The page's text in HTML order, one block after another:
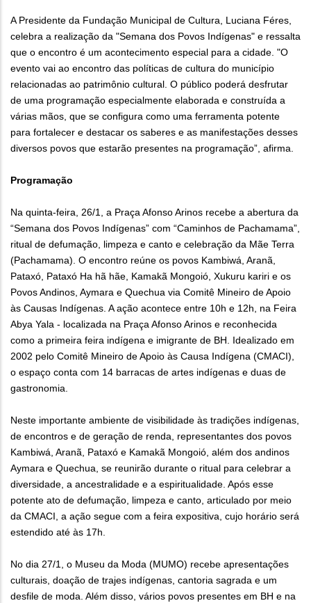
A Presidente da Fundação Municipal de Cultura, Luciana Féres,
celebra a realização da "Semana dos Povos Indígenas" e ressalta
que o encontro é um acontecimento especial para a cidade. "O
evento vai ao encontro das políticas de cultura do município
relacionadas ao patrimônio cultural. O público poderá desfrutar
de uma programação especialmente elaborada e construída a
várias mãos, que se configura como uma ferramenta potente
para fortalecer e destacar os saberes e as manifestações desses
diversos povos que estarão presentes na programação”, afirma.
Programação
Na quinta-feira, 26/1, a Praça Afonso Arinos recebe a abertura da
“Semana dos Povos Indígenas” com “Caminhos de Pachamama”,
ritual de defumação, limpeza e canto e celebração da Mãe Terra
(Pachamama). O encontro reúne os povos Kambiwá, Aranã,
Pataxó, Pataxó Ha hã hãe, Kamakã Mongoió, Xukuru kariri e os
Povos Andinos, Aymara e Quechua via Comitê Mineiro de Apoio
às Causas Indígenas. A ação acontece entre 10h e 12h, na Feira
Abya Yala - localizada na Praça Afonso Arinos e reconhecida
como a primeira feira indígena e imigrante de BH. Idealizado em
2002 pelo Comitê Mineiro de Apoio às Causa Indígena (CMACI),
o espaço conta com 14 barracas de artes indígenas e duas de
gastronomia.
Neste importante ambiente de visibilidade às tradições indígenas,
de encontros e de geração de renda, representantes dos povos
Kambiwá, Aranã, Pataxó e Kamakã Mongoió, além dos andinos
Aymara e Quechua, se reunirão durante o ritual para celebrar a
diversidade, a ancestralidade e a espiritualidade. Após esse
potente ato de defumação, limpeza e canto, articulado por meio
da CMACI, a ação segue com a feira expositiva, cujo horário será
estendido até às 17h.
No dia 27/1, o Museu da Moda (MUMO) recebe apresentações
culturais, doação de trajes indígenas, cantoria sagrada e um
desfile de moda. Além disso, vários povos presentes em BH e na